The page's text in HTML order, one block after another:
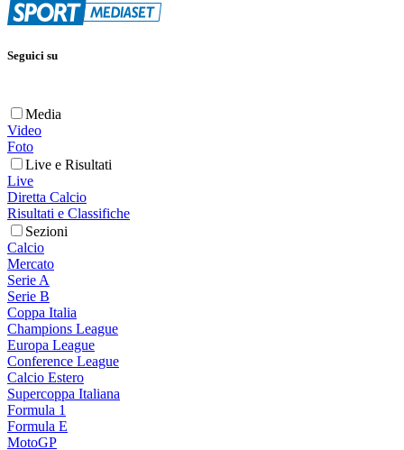
Seguici su
Media
Video
Foto
Live e Risultati
Live
Diretta Calcio
Risultati e Classifiche
Sezioni
Calcio
Mercato
Serie A
Serie B
Coppa Italia
Champions League
Europa League
Conference League
Calcio Estero
Supercoppa Italiana
Formula 1
Formula E
MotoGP